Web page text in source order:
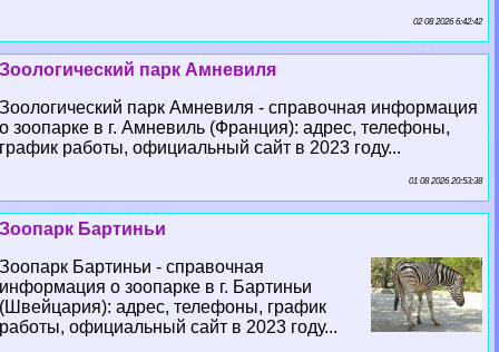
02 08 2026 6:42:42
Зоологический парк Амневиля
Зоологический парк Амневиля - справочная информация
о зоопарке в г. Амневиль (Франция): адрес, телефоны,
график работы, официальный сайт в 2023 году...
01 08 2026 20:53:38
Зоопарк Бартиньи
Зоопарк Бартиньи - справочная
информация о зоопарке в г. Бартиньи
(Швейцария): адрес, телефоны, график
работы, официальный сайт в 2023 году...